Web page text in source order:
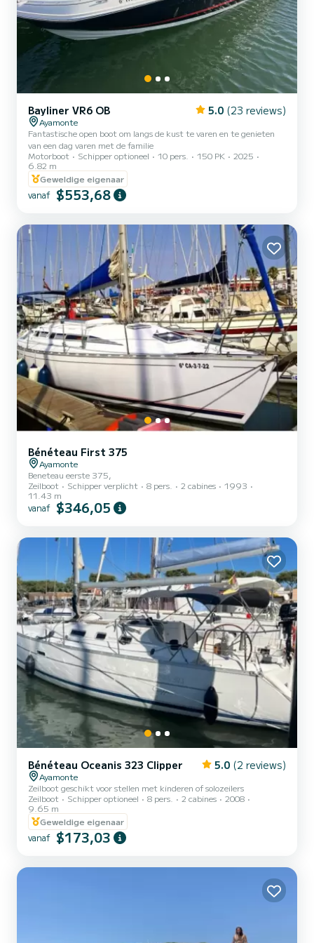
Bayliner VR6 OB 5.0 (23 reviews)
Ayamonte
Fantastische open boot om langs de kust te varen en te genieten
van een dag varen met de familie
Motorboot
Schipper optioneel 10 pers. 150 PK
2025
6.82 m
Geweldige eigenaar
vanaf $553,68
Bénéteau First 375
Ayamonte
Beneteau eerste 375,
Zeilboot
Schipper verplicht 8 pers. 2 cabines
1993
11.43 m
vanaf $346,05
Bénéteau Oceanis 323 Clipper 5.0 (2 reviews)
Ayamonte
Zeilboot geschikt voor stellen met kinderen of solozeilers
Zeilboot
Schipper optioneel 8 pers. 2 cabines
2008
9.65 m
Geweldige eigenaar
vanaf $173,03